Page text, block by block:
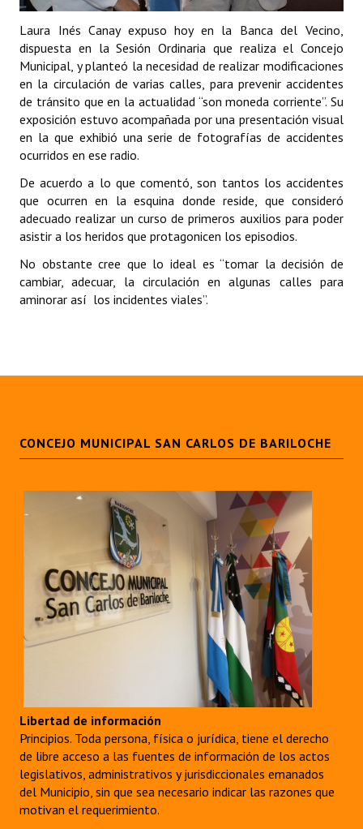
DOCUMENTOS
Informes de Gestión
Proyectos Presentados
Dictámenes Asesoría Letrada
Informes de Unidad Coordinadora
Ejecución Presupuestaria
Actas de Audiencias Públicas
NORMATIVA
Declaraciones
Resoluciones de Presidencia
Antiguos Pobladores
Noticias Destacadas
Registros y Distinciones
Datos Históricos
Premio al Mérito - Registro
Mujeres que Dejaron Huellas - Registro
Periodistas Decanos - Registro
Ciudadano Ilustre - Registro
Banca del Vecino - Registro
Laura Inés Canay expuso hoy en la Banca del Vecino,
dispuesta en la Sesión Ordinaria que realiza el Concejo
Municipal, y planteó la necesidad de realizar modificaciones
en la circulación de varias calles, para prevenir accidentes
de tránsito que en la actualidad “son moneda corriente”. Su
exposición estuvo acompañada por una presentación visual
en la que exhibió una serie de fotografías de accidentes
ocurridos en ese radio.
De acuerdo a lo que comentó, son tantos los accidentes
que ocurren en la esquina donde reside, que consideró
adecuado realizar un curso de primeros auxilios para poder
asistir a los heridos que protagonicen los episodios.
No obstante cree que lo ideal es “tomar la decisión de
cambiar, adecuar, la circulación en algunas calles para
aminorar así los incidentes viales”.
CONCEJO MUNICIPAL SAN CARLOS DE BARILOCHE
Libertad de información
Principios. Toda persona, física o jurídica, tiene el derecho
de libre acceso a las fuentes de información de los actos
legislativos, administrativos y jurisdiccionales emanados
del Municipio, sin que sea necesario indicar las razones que
motivan el requerimiento.